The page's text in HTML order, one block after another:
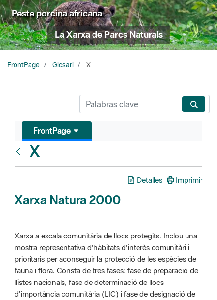
Peste porcina africana
La Xarxa de Parcs Naturals
FrontPage Glosari X
FrontPage
X
Detalles Imprimir
Xarxa Natura 2000
Xarxa a escala comunitària de llocs protegits. Inclou una
mostra representativa d'hàbitats d'interès comunitàri i
prioritaris per aconseguir la protecció de les espècies de
fauna i flora. Consta de tres fases: fase de preparació de
llistes nacionals, fase de determinació de llocs
d'importància comunitària (LIC) i fase de designació de